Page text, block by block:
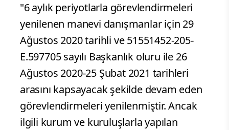
"6 aylık periyotlarla görevlendirmeleri
yenilenen manevi danışmanlar için 29
Ağustos 2020 tarihli ve 51551452-205-
E.597705 sayılı Başkanlık oluru ile 26
Ağustos 2020-25 Şubat 2021 tarihleri
arasını kapsayacak şekilde devam eden
görevlendirmeleri yenilenmiştir. Ancak
ilgili kurum ve kuruluşlarla yapılan